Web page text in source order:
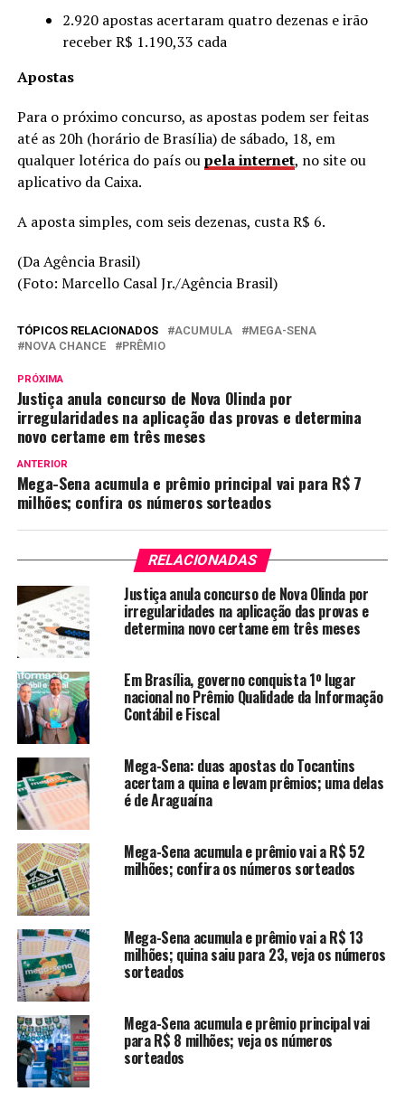
2.920 apostas acertaram quatro dezenas e irão
receber R$ 1.190,33 cada
Apostas
Para o próximo concurso, as apostas podem ser feitas
até as 20h (horário de Brasília) de sábado, 18, em
qualquer lotérica do país oupela internet, no site ou
aplicativo da Caixa.
A aposta simples, com seis dezenas, custa R$ 6.
(Da Agência Brasil)
(Foto: Marcello Casal Jr./Agência Brasil)
TÓPICOS RELACIONADOS ACUMULA
MEGA-SENA
NOVA CHANCE
PRÊMIO
PRÓXIMA
Justiça anula concurso de Nova Olinda por
irregularidades na aplicação das provas e determina
novo certame em três meses
ANTERIOR
Mega-Sena acumula e prêmio principal vai para R$ 7
milhões; confira os números sorteados
RELACIONADAS
Justiça anula concurso de Nova Olinda por
irregularidades na aplicação das provas e
determina novo certame em três meses
Em Brasília, governo conquista 1º lugar
nacional no Prêmio Qualidade da Informação
Contábil e Fiscal
Mega-Sena: duas apostas do Tocantins
acertam a quina e levam prêmios; uma delas
é de Araguaína
Mega-Sena acumula e prêmio vai a R$ 52
milhões; confira os números sorteados
Mega-Sena acumula e prêmio vai a R$ 13
milhões; quina saiu para 23, veja os números
sorteados
Mega-Sena acumula e prêmio principal vai
para R$ 8 milhões; veja os números
sorteados